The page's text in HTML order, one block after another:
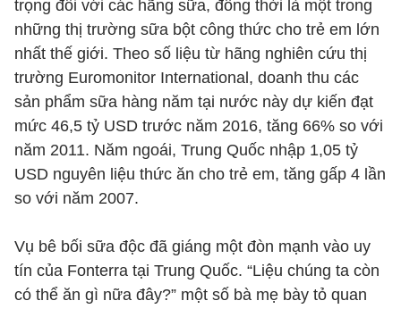
trọng đối với các hãng sữa, đồng thời là một trong
những thị trường sữa bột công thức cho trẻ em lớn
nhất thế giới. Theo số liệu từ hãng nghiên cứu thị
trường Euromonitor International, doanh thu các
sản phẩm sữa hàng năm tại nước này dự kiến đạt
mức 46,5 tỷ USD trước năm 2016, tăng 66% so với
năm 2011. Năm ngoái, Trung Quốc nhập 1,05 tỷ
USD nguyên liệu thức ăn cho trẻ em, tăng gấp 4 lần
so với năm 2007.
Vụ bê bối sữa độc đã giáng một đòn mạnh vào uy
tín của Fonterra tại Trung Quốc. “Liệu chúng ta còn
có thể ăn gì nữa đây?” một số bà mẹ bày tỏ quan